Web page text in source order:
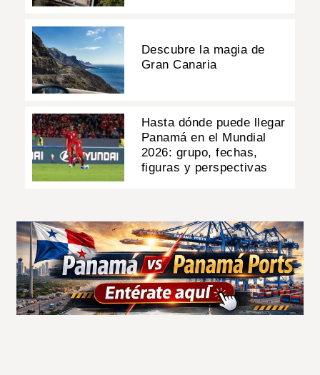
Descubre la magia de
Gran Canaria
Hasta dónde puede llegar
Panamá en el Mundial
2026: grupo, fechas,
figuras y perspectivas